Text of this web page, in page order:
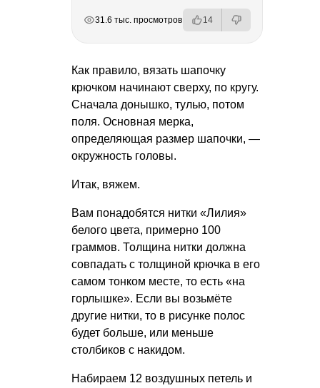
31.6 тыс. просмотров 14
Как правило, вязать шапочку
крючком начинают сверху, по кругу.
Сначала донышко, тулью, потом
поля. Основная мерка,
определяющая размер шапочки, —
окружность головы.
Итак, вяжем.
Вам понадобятся нитки «Лилия»
белого цвета, примерно 100
граммов. Толщина нитки должна
совпадать с толщиной крючка в его
самом тонком месте, то есть «на
горлышке». Если вы возьмёте
другие нитки, то в рисунке полос
будет больше, или меньше
столбиков с накидом.
Набираем 12 воздушных петель и